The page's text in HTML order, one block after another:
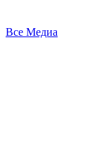
Все Медиа